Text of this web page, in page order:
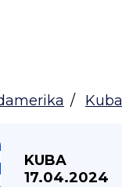
Kuba
KUBA
17.04.2024